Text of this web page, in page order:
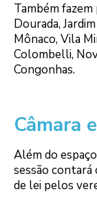
Também
Dourada,
Mônaco, Vila
Colombelli,
Congonhas.
Câmara
Além do
sessão contará
de lei pelos